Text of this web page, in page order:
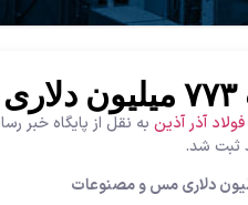
آذر آذین به نقل از پایگاه خبر